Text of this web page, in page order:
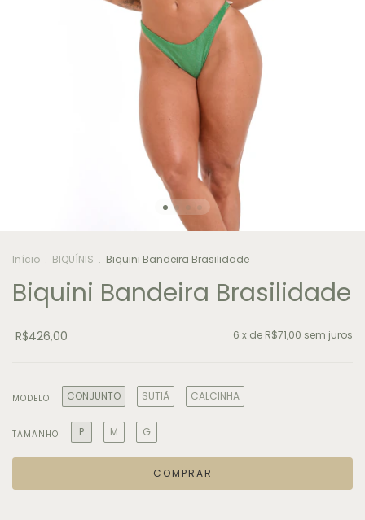
Início . BIQUÍNIS . Biquini Bandeira Brasilidade
Biquini Bandeira Brasilidade
R$426,00 6 x de R$71,00 sem juros
MODELO CONJUNTO SUTIÃ CALCINHA
TAMANHO P M G